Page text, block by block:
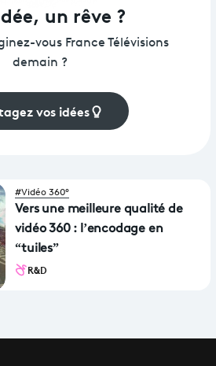
un rêve ?
vous France Télévisions
demain ?
vos idées
#Vidéo 360°
Vers une meilleure qualité de
vidéo 360 : l’encodage en
“tuiles”
R&D